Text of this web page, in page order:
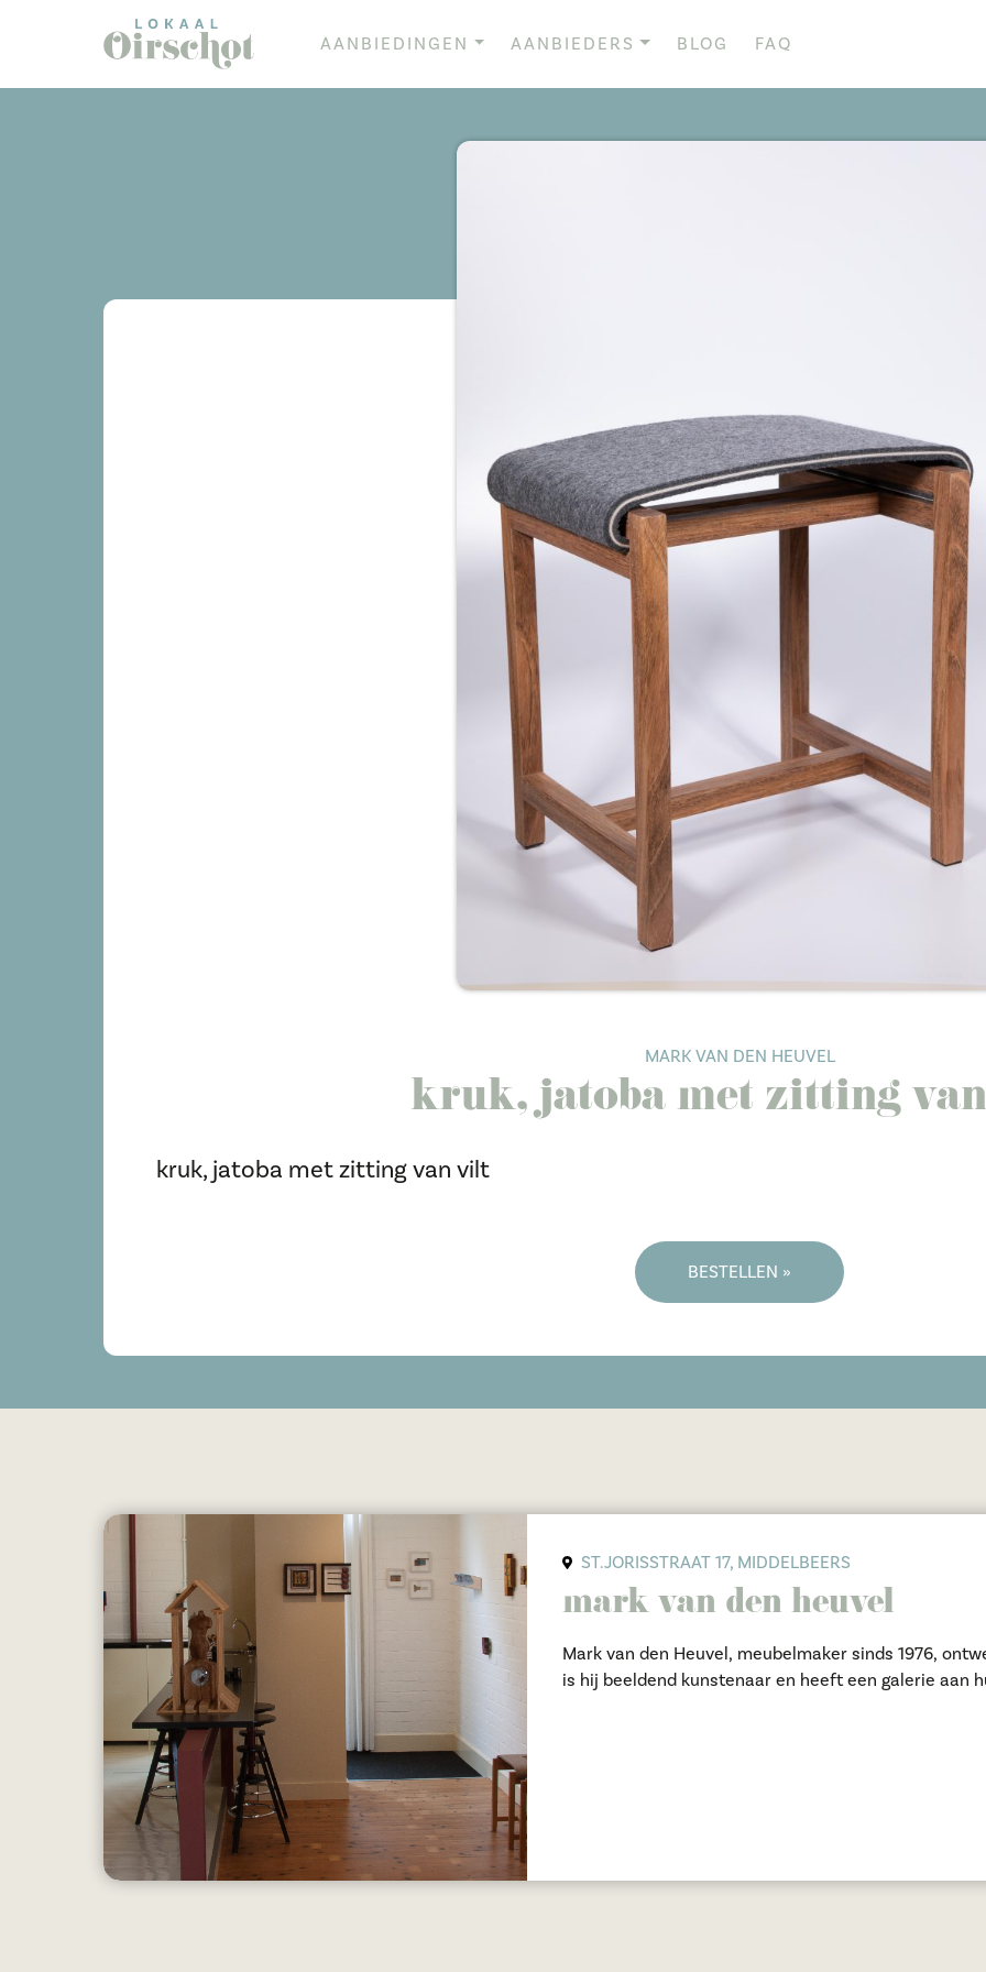
AANBIEDINGEN AANBIEDERS BLOG FAQ
MARK VAN DEN HEUVEL
kruk, jatoba met zitting
kruk, jatoba met zitting van vilt
BESTELLEN »
ST.JORISSTRAAT 17, MIDDELBEERS
mark van den heuvel
Mark van den Heuvel, meubelmaker sinds 1976,
is hij beeldend kunstenaar en heeft een galerie aan